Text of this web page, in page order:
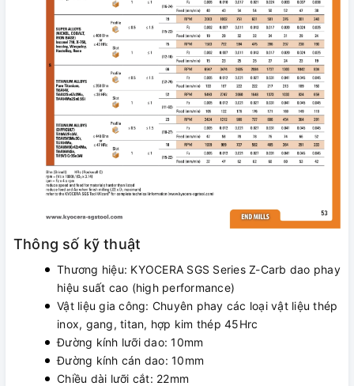
Thông số kỹ thuật
Thương hiệu: KYOCERA SGS Series Z-Carb dao phay
hiệu suất cao (high performance)
Vật liệu gia công: Chuyên phay các loại vật liệu thép
inox, gang, titan, hợp kim thép 45Hrc
Đường kính lưỡi dao: 10mm
Đường kính cán dao: 10mm
Chiều dài lưỡi cắt: 22mm